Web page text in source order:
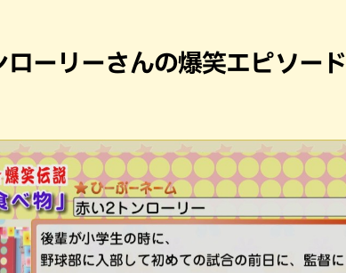
ローリーさんの爆笑エピソード